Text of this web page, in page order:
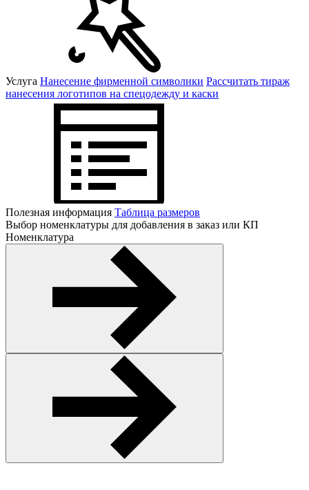
Услуга Нанесение фирменной символики Рассчитать тираж
нанесения логотипов на спецодежду и каски
Полезная информация Таблица размеров
Выбор номенклатуры для добавления в заказ или КП
Номенклатура